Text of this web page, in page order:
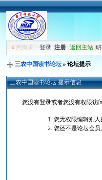
» 您尚未登录 注册 |返回主站 |
三农中国读书论坛» 论坛提示
三农中国读书论坛 提示信息
您没有登录或者您没有权限访
您无权限编辑别人
您还不是论坛会